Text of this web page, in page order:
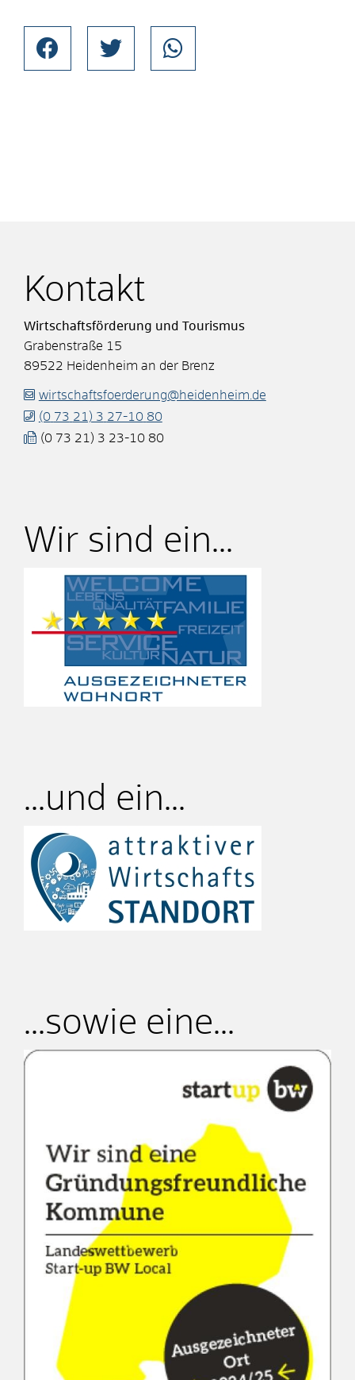
Kontakt
Wirtschaftsförderung und Tourismus
Grabenstraße 15
89522 Heidenheim an der Brenz
wirtschaftsfoerderung@heidenheim.de
(0 73 21) 3 27-10 80
(0 73 21) 3 23-10 80
Wir sind ein...
...und ein...
...sowie eine...